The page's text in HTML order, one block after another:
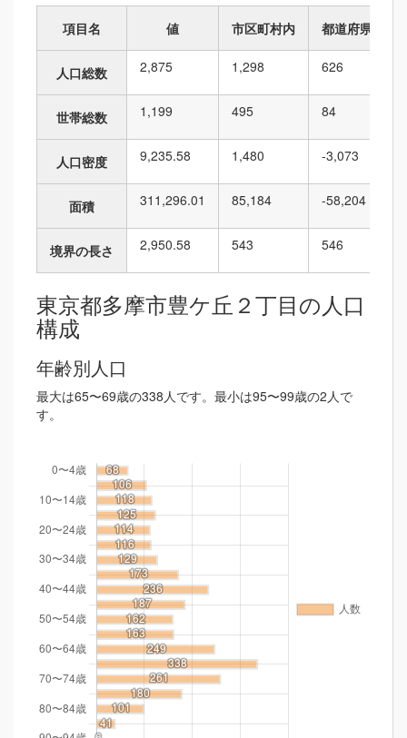
項目名 値 市区町村内 都道府県内
人口総数 2,875 1,298 626
世帯総数 1,199 495 84
人口密度 9,235.58 1,480 -3,073
面積 311,296.01 85,184 -58,204
境界の長さ 2,950.58 543 546
東京都多摩市豊ケ丘２丁目の人口
構成
年齢別人口
最大は65〜69歳の338人です。最小は95〜99歳の2人で
す。